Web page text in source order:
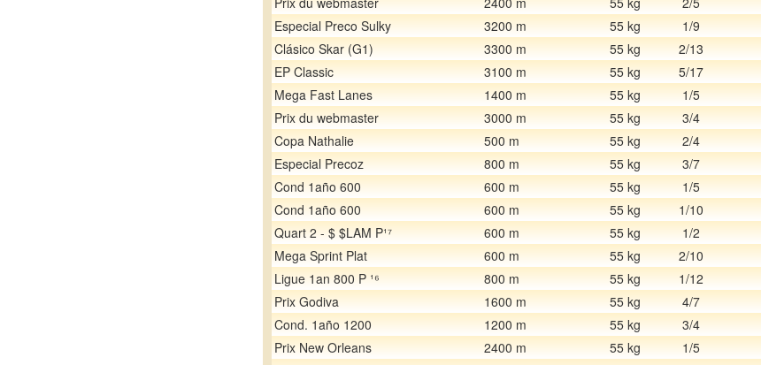
Especial Preco Sulky
3200 m 55 kg 1/9
Clásico Skar (G1)
3300 m 55 kg 2/13
EP Classic
3100 m 55 kg 5/17
Mega Fast Lanes
1400 m 55 kg 1/5
Prix du webmaster
3000 m 55 kg 3/4
Copa Nathalie
500 m 55 kg 2/4
Especial Precoz
800 m 55 kg 3/7
Cond 1año 600
600 m 55 kg 1/5
Cond 1año 600
600 m 55 kg 1/10
Quart 2 - $ $LAM P¹⁷
600 m 55 kg 1/2
Mega Sprint Plat
600 m 55 kg 2/10
Ligue 1an 800 P ¹⁶
800 m 55 kg 1/12
Prix Godiva
1600 m 55 kg 4/7
Cond. 1año 1200
1200 m 55 kg 3/4
Prix New Orleans
2400 m 55 kg 1/5